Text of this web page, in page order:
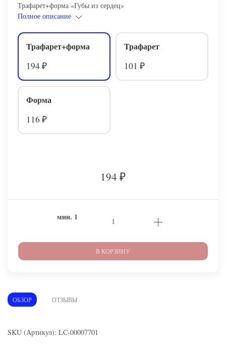
Трафарет+форма «Губы из сердец»
Полное описание
Трафарет+форма
194 ₽
Трафарет
101 ₽
Форма
116 ₽
194 ₽
мин. 1
В КОРЗИНУ
ОБЗОР ОТЗЫВЫ
SKU (Артикул): LC-00007701